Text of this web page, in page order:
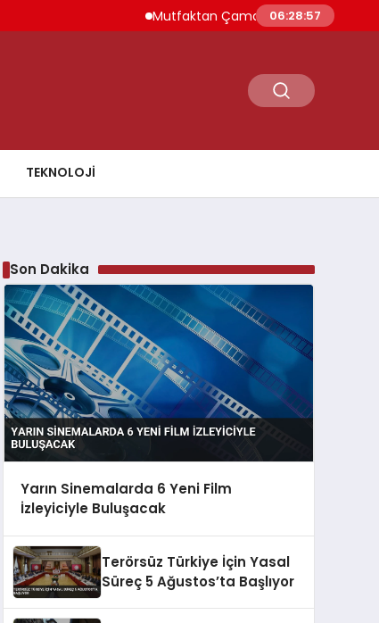
Mutfaktan Çamaşır Odasına Evin Ritmini
06:28:58
TEKNOLOJI
Son Dakika
Yarın Sinemalarda 6 Yeni Film
İzleyiciyle Buluşacak
Terörsüz Türkiye İçin Yasal
Süreç 5 Ağustos’ta Başlıyor